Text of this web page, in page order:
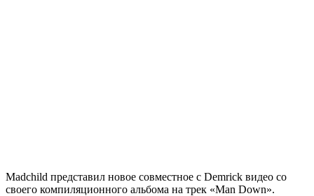
Madchild представил новое совместное с Demrick видео со
своего компиляционного альбома на трек «Man Down».